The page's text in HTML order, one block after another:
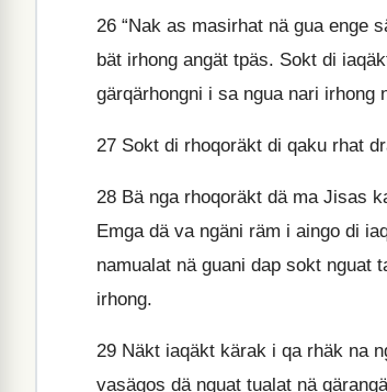
26 “Nak as masirhat nä gua enge
bät irhong angät tpäs. Sokt di
gärqärhongni i sa ngua nari
27 Sokt di rhoqoräkt di qaku rhat
28 Bä nga rhoqoräkt dä ma Jisas
Emga dä va ngäni räm i aingo di
namualat nä guani dap sokt nguat
irhong.
29 Näkt iaqäkt kärak i qa rhäk na
vasägos dä nguat tualat nä